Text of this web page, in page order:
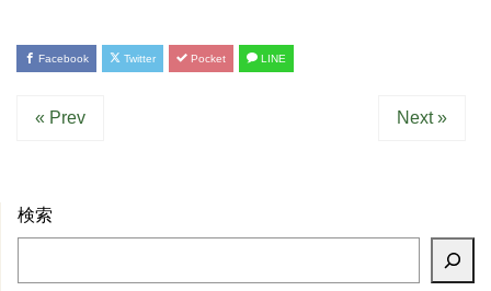
Facebook Twitter Pocket LINE
« Prev Next »
検索